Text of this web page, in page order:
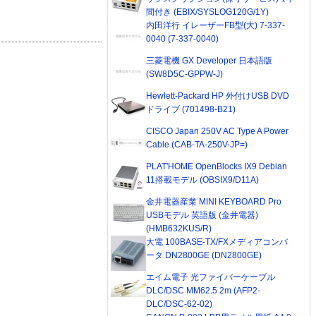
間付き (EBIX/SYSLOG120G/1Y)
内田洋行 イレーザーFB型(大) 7-337-
0040 (7-337-0040)
三菱電機 GX Developer 日本語版
(SW8D5C-GPPW-J)
Hewlett-Packard HP 外付けUSB DVD
ドライブ (701498-B21)
CISCO Japan 250V AC Type A Power
Cable (CAB-TA-250V-JP=)
PLAT'HOME OpenBlocks IX9 Debian
11搭載モデル (OBSIX9/D11A)
金井電器産業 MINI KEYBOARD Pro
USBモデル 英語版 (金井電器)
(HMB632KUS/R)
大電 100BASE-TX/FXメディアコンバ
ータ DN2800GE (DN2800GE)
エイム電子 光ファイバーケーブル
DLC/DSC MM62.5 2m (AFP2-
DLC/DSC-62-02)